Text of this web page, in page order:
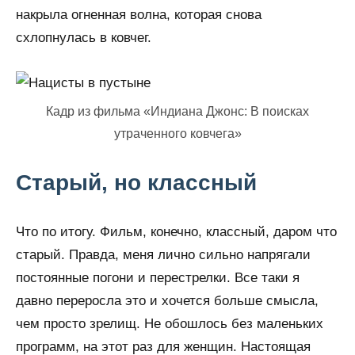
накрыла огненная волна, которая снова
схлопнулась в ковчег.
Кадр из фильма «Индиана Джонс: В поисках
утраченного ковчега»
Старый, но классный
Что по итогу. Фильм, конечно, классный, даром что
старый. Правда, меня лично сильно напрягали
постоянные погони и перестрелки. Все таки я
давно переросла это и хочется больше смысла,
чем просто зрелищ. Не обошлось без маленьких
программ, на этот раз для женщин. Настоящая